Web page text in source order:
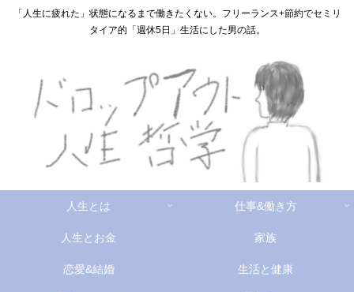
「人生に疲れた」状態になるまで働きたくない。フリーランス+節約でセミリ
タイア的「週休5日」生活にした男の話。
人生とは 仕事&働き方
人生とお金 家族
恋愛&結婚 生活と健康